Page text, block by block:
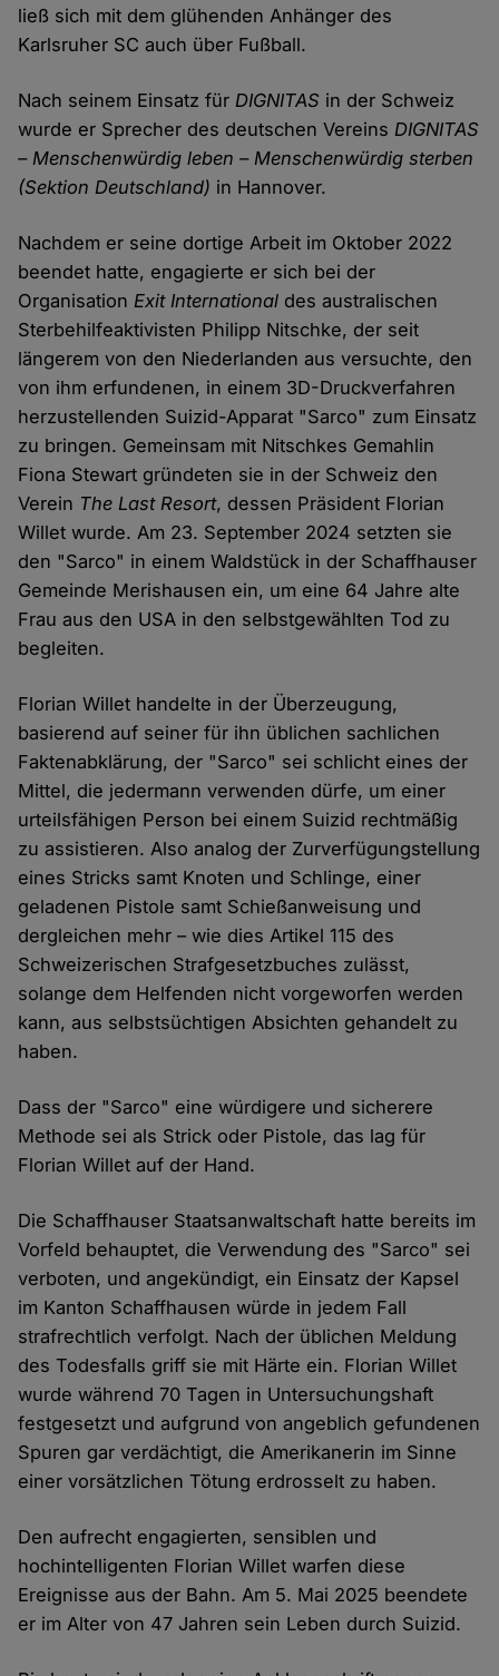
ließ sich mit dem glühenden Anhänger des
Karlsruher SC auch über Fußball.
Nach seinem Einsatz fürDIGNITAS in der Schweiz
wurde er Sprecher des deutschen VereinsDIGNITAS
– Menschenwürdig leben – Menschenwürdig sterben
(Sektion Deutschland) in Hannover.
Nachdem er seine dortige Arbeit im Oktober 2022
beendet hatte, engagierte er sich bei der
OrganisationExit International des australischen
Sterbehilfeaktivisten Philipp Nitschke, der seit
längerem von den Niederlanden aus versuchte, den
von ihm erfundenen, in einem 3D-Druckverfahren
herzustellenden Suizid-Apparat "Sarco" zum Einsatz
zu bringen. Gemeinsam mit Nitschkes Gemahlin
Fiona Stewart gründeten sie in der Schweiz den
Verein The Last Resort, dessen Präsident Florian
Willet wurde. Am 23. September 2024 setzten sie
den "Sarco" in einem Waldstück in der Schaffhauser
Gemeinde Merishausen ein, um eine 64 Jahre alte
Frau aus den USA in den selbstgewählten Tod zu
begleiten.
Florian Willet handelte in der Überzeugung,
basierend auf seiner für ihn üblichen sachlichen
Faktenabklärung, der "Sarco" sei schlicht eines der
Mittel, die jedermann verwenden dürfe, um einer
urteilsfähigen Person bei einem Suizid rechtmäßig
zu assistieren. Also analog der Zurverfügungstellung
eines Stricks samt Knoten und Schlinge, einer
geladenen Pistole samt Schießanweisung und
dergleichen mehr – wie dies Artikel 115 des
Schweizerischen Strafgesetzbuches zulässt,
solange dem Helfenden nicht vorgeworfen werden
kann, aus selbstsüchtigen Absichten gehandelt zu
haben.
Dass der "Sarco" eine würdigere und sicherere
Methode sei als Strick oder Pistole, das lag für
Florian Willet auf der Hand.
Die Schaffhauser Staatsanwaltschaft hatte bereits im
Vorfeld behauptet, die Verwendung des "Sarco" sei
verboten, und angekündigt, ein Einsatz der Kapsel
im Kanton Schaffhausen würde in jedem Fall
strafrechtlich verfolgt. Nach der üblichen Meldung
des Todesfalls griff sie mit Härte ein. Florian Willet
wurde während 70 Tagen in Untersuchungshaft
festgesetzt und aufgrund von angeblich gefundenen
Spuren gar verdächtigt, die Amerikanerin im Sinne
einer vorsätzlichen Tötung erdrosselt zu haben.
Den aufrecht engagierten, sensiblen und
hochintelligenten Florian Willet warfen diese
Ereignisse aus der Bahn. Am 5. Mai 2025 beendete
er im Alter von 47 Jahren sein Leben durch Suizid.